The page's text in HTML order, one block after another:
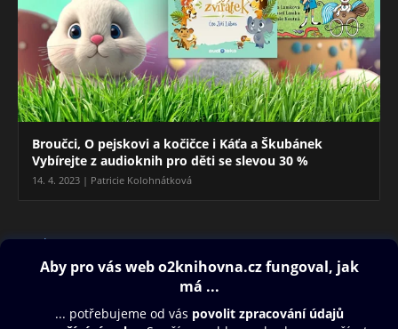
Broučci, O pejskovi a kočičce i Káťa a Škubánek
Vybírejte z audioknih pro děti se slevou 30 %
14. 4. 2023 | Patricie Kolohnátková
Blog
Obsah ke stažení